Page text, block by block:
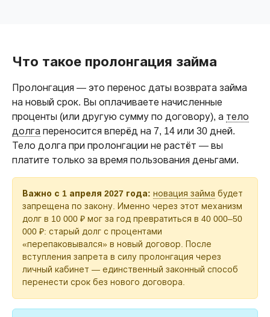
Что такое пролонгация займа
Пролонгация — это перенос даты возврата займа
на новый срок. Вы оплачиваете начисленные
проценты (или другую сумму по договору), а тело
долга переносится вперёд на 7, 14 или 30 дней.
Тело долга при пролонгации не растёт — вы
платите только за время пользования деньгами.
Важно с 1 апреля 2027 года: новация займа будет
запрещена по закону. Именно через этот механизм
долг в 10 000 ₽ мог за год превратиться в 40 000–50
000 ₽: старый долг с процентами
«перепаковывался» в новый договор. После
вступления запрета в силу пролонгация через
личный кабинет — единственный законный способ
перенести срок без нового договора.